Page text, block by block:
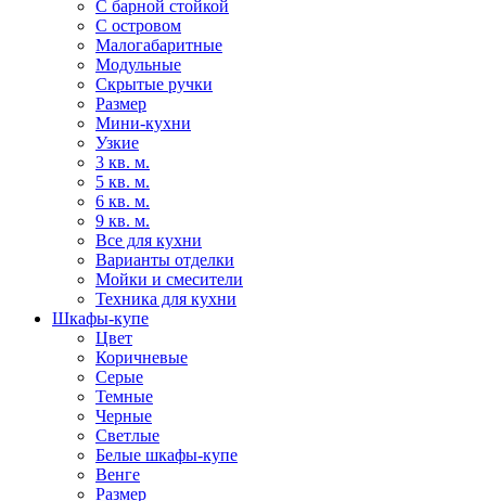
С барной стойкой
С островом
Малогабаритные
Модульные
Скрытые ручки
Размер
Мини-кухни
Узкие
3 кв. м.
5 кв. м.
6 кв. м.
9 кв. м.
Все для кухни
Варианты отделки
Мойки и смесители
Техника для кухни
Шкафы-купе
Цвет
Коричневые
Серые
Темные
Черные
Светлые
Белые шкафы-купе
Венге
Размер